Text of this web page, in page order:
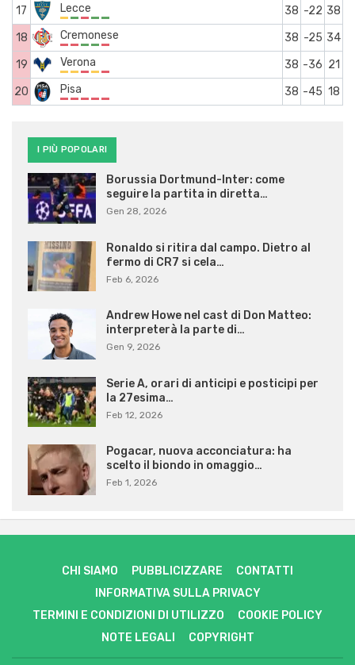
17 Lecce 38 -22 38
18
Cremonese 38 -25 34
19
Verona 38 -36 21
20
Pisa 38 -45 18
I PIÙ POPOLARI
Borussia Dortmund-Inter: come
seguire la partita in diretta…
Gen 28, 2026
Ronaldo si ritira dal campo. Dietro al
fermo di CR7 si cela…
Feb 6, 2026
Andrew Howe nel cast di Don Matteo:
interpreterà la parte di…
Gen 9, 2026
Serie A, orari di anticipi e posticipi per
la 27esima…
Feb 12, 2026
Pogacar, nuova acconciatura: ha
scelto il biondo in omaggio…
Feb 1, 2026
CHI SIAMO PUBBLICIZZARE
CONTATTI
INFORMATIVA SULLA PRIVACY
TERMINI E CONDIZIONI DI UTILIZZO
COOKIE POLICY
NOTE LEGALI
COPYRIGHT